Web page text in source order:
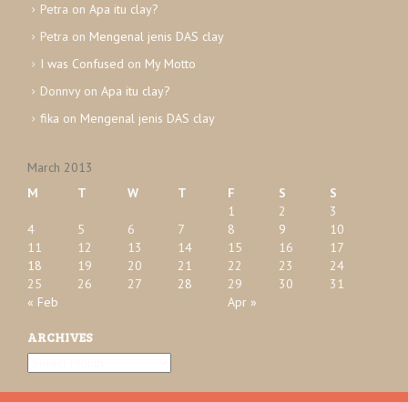
sPetra on Apa itu clay?
Petra on Mengenal jenis DAS clay
I was Confused on My Motto
Donnvy on Apa itu clay?
fika on Mengenal jenis DAS clay
March 2013
M
T W T F S S
« Feb Apr »
1 2
3
4
5 6 7 8 9
10
11
12 13 14 15 16
17
18
19 20 21 22 23
24
25
26 27 28 29 30 31
ARCHIVES